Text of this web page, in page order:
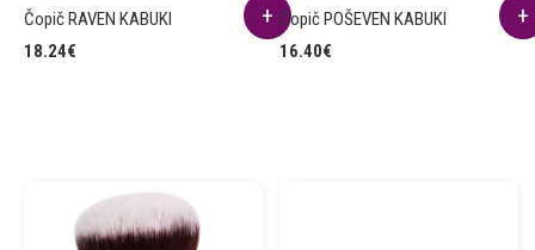
Čopič RAVEN KABUKI
18.24€
Čopič POŠEVEN KABUKI
16.40€